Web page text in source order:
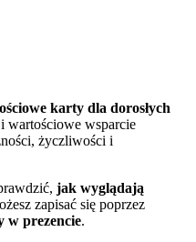
karty dla dorosłych
wartościowe wsparcie
życzliwości i
jak wyglądają
zapisać się poprzez
w prezencie.